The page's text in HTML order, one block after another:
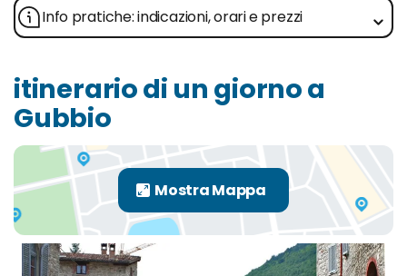
Info pratiche: indicazioni, orari e prezzi
itinerario di un giorno a
Gubbio